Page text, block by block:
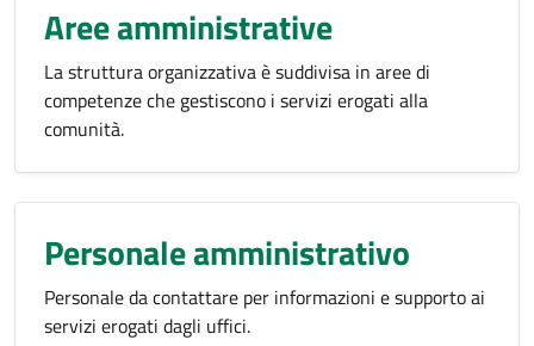
Aree amministrative
La struttura organizzativa è suddivisa in aree di
competenze che gestiscono i servizi erogati alla
comunità.
Personale amministrativo
Personale da contattare per informazioni e supporto ai
servizi erogati dagli uffici.